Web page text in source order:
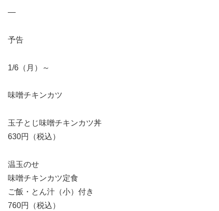
—
予告
1/6（月）～
味噌チキンカツ
玉子とじ味噌チキンカツ丼
630円（税込）
温玉のせ
味噌チキンカツ定食
ご飯・とん汁（小）付き
760円（税込）